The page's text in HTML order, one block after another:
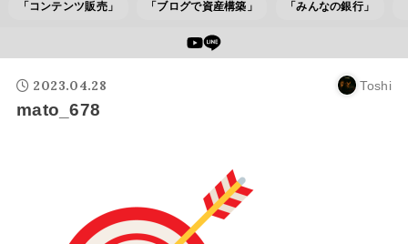
「コンテンツ販売」 「ブログで資産構築」 「みんなの銀行」
2023.04.28 Toshi
mato_678